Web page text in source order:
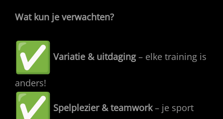
Wat kun je verwachten?
Variatie & uitdaging– elke training is
anders!
Spelplezier & teamwork– je sport